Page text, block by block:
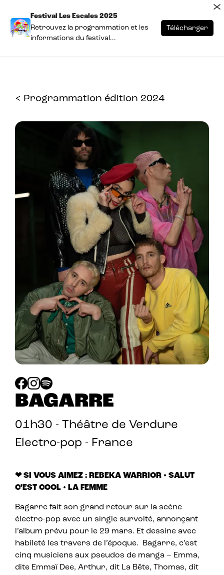
< Programmation édition 2024
BAGARRE
01h30 - Théâtre de Verdure
Electro-pop - France
❤ SI VOUS AIMEZ : REBEKA WARRIOR • SALUT
C’EST COOL • LA FEMME
Bagarre fait son grand retour sur la scène
électro-pop avec un single survolté, annonçant
l’album prévu pour le 29 mars. Et dessine avec
habileté les travers de l’époque. Bagarre, c’est
cinq musiciens aux pseudos de manga – Emma,
dite Emmaï Dee, Arthur, dit La Bête, Thomas, dit
Festival Les Escales 2025
Retrouvez la programmation et les
informations du festival...
Télécharger
×